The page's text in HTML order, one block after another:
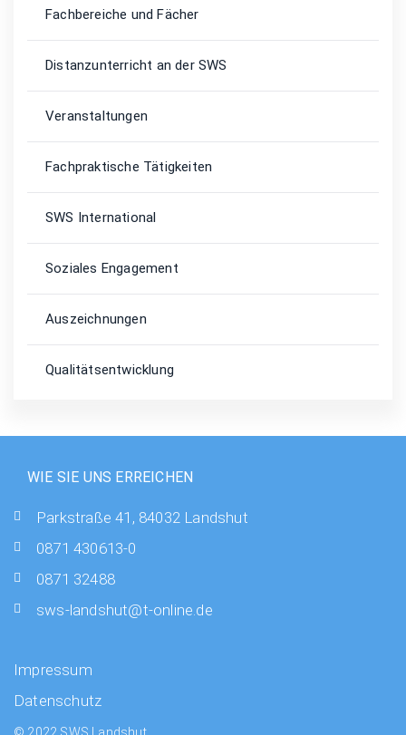
Fachbereiche und Fächer
Distanzunterricht an der SWS
Veranstaltungen
Fachpraktische Tätigkeiten
SWS International
Soziales Engagement
Auszeichnungen
Qualitätsentwicklung
WIE SIE UNS ERREICHEN
Parkstraße 41, 84032 Landshut
0871 430613-0
0871 32488
sws-landshut@t-online.de
Impressum
Datenschutz